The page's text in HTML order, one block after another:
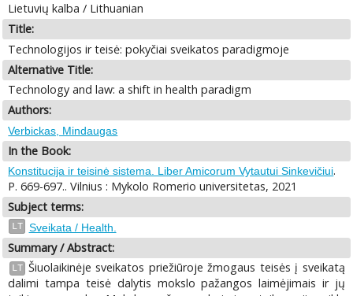
Lietuvių kalba / Lithuanian
Title:
Technologijos ir teisė: pokyčiai sveikatos paradigmoje
Alternative Title:
Technology and law: a shift in health paradigm
Authors:
Verbickas, Mindaugas
In the Book:
Konstitucija ir teisinė sistema. Liber Amicorum Vytautui Sinkevičiui.
P. 669-697.. Vilnius : Mykolo Romerio universitetas, 2021
Subject terms:
LT Sveikata / Health.
Summary / Abstract:
LT Šiuolaikinėje sveikatos priežiūroje žmogaus teisės į sveikatą
dalimi tampa teisė dalytis mokslo pažangos laimėjimais ir jų